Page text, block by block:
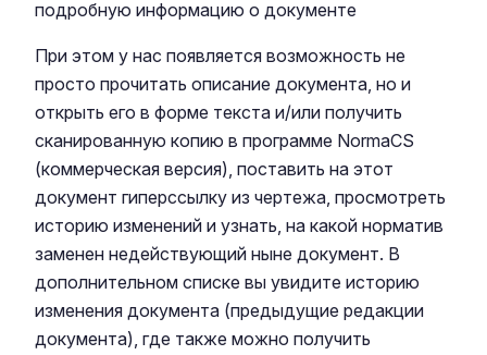
подробную информацию о документе
При этом у нас появляется возможность не
просто прочитать описание документа, но и
открыть его в форме текста и/или получить
сканированную копию в программе NormaCS
(коммерческая версия), поставить на этот
документ гиперссылку из чертежа, просмотреть
историю изменений и узнать, на какой норматив
заменен недействующий ныне документ. В
дополнительном списке вы увидите историю
изменения документа (предыдущие редакции
документа), где также можно получить